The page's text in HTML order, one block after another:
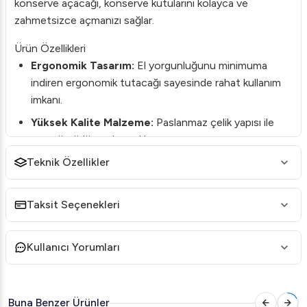
konserve açacağı, konserve kutularını kolayca ve
zahmetsizce açmanızı sağlar.
Ürün Özellikleri
Ergonomik Tasarım: El yorgunluğunu minimuma
indiren ergonomik tutacağı sayesinde rahat kullanım
imkanı.
Yüksek Kalite Malzeme: Paslanmaz çelik yapısı ile
uzun ömürlü ve dayanıklı.
Kolay Kullanım:Kullanımı son derece basit ve etkili,
her boyuttaki konserve kutusunu açabilecek
Hijyenik:Temizlenmesi kolay, hijyenik bir mutfak
Neden Cancan 0303 Diamond Model?
ev mutfaklarına kadar geniş bir kullanım alanına sahiptir.
Teknik Özellikler
Taksit Seçenekleri
Kullanıcı Yorumları
Buna Benzer Ürünler